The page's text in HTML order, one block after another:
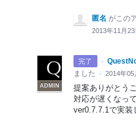
匿名 がこの
2013年11月
完了 ·
ADMIN
ました
· 2014年05
提案ありがとう
対応が遅くなっ
ver0.7.7.1で実装